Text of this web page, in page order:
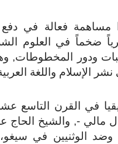
فعالة في دفع
ضخماً في العلوم
ودور المخطوطات,
الإسلام واللغة
في القرن التاسع
مالي -, والشيخ الحاج
الوثنيين في